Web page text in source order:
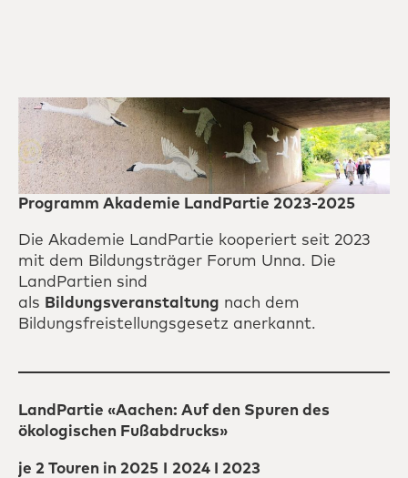
Programm Akademie LandPartie 2023-2025
Die Akademie LandPartie kooperiert seit 2023
mit dem Bildungsträger Forum Unna. Die
LandPartien sind
als Bildungsveranstaltung nach dem
Bildungsfreistellungsgesetz anerkannt.
LandPartie «Aachen: Auf den Spuren des
ökologischen Fußabdrucks»
je 2 Touren in 2025 2024 I 2023